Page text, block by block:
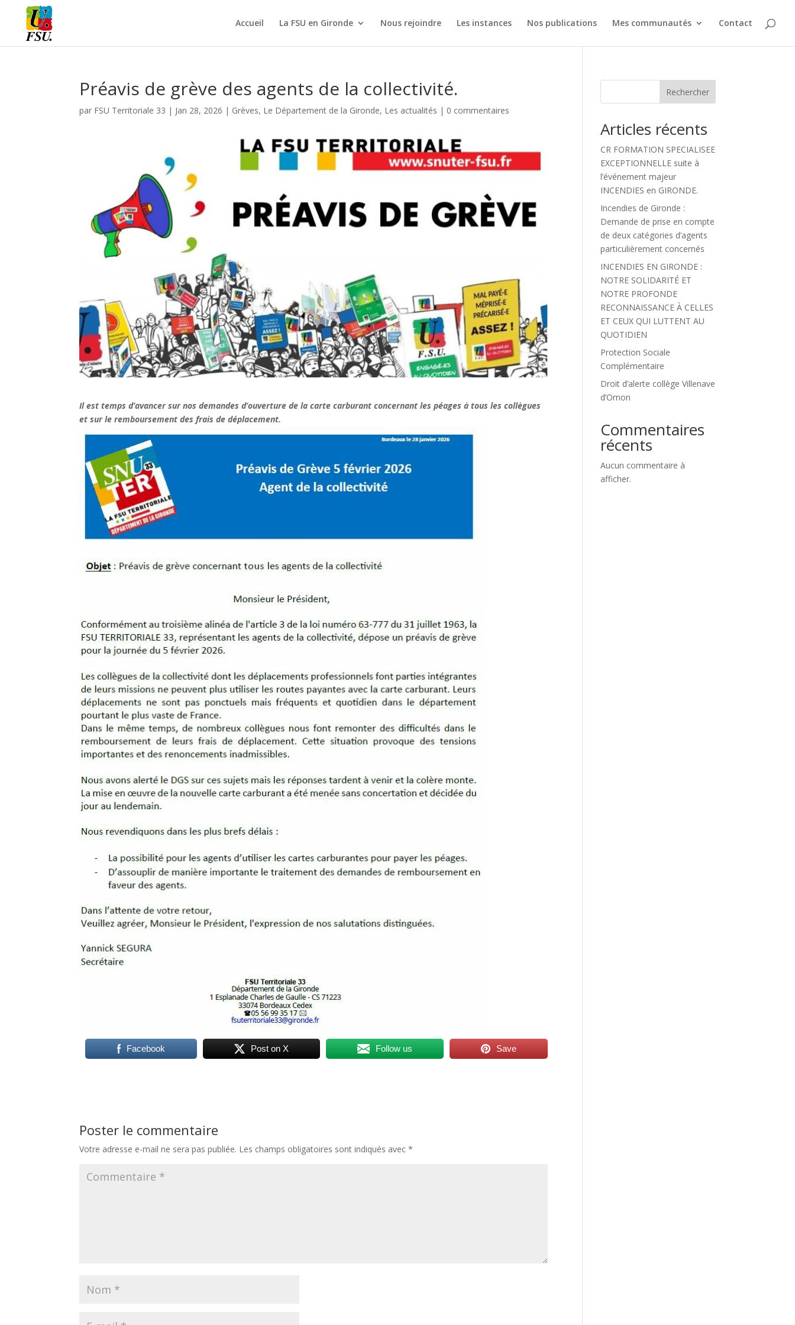
Accueil La FSU en Gironde Nous rejoindre Les instances Nos publications Mes communautés Contact
Préavis de grève des agents de la collectivité.
par FSU Territoriale 33 | Jan 28, 2026 | Grèves, Le Département de la Gironde, Les actualités | 0 commentaires
Il est temps d’avancer sur nos demandes d’ouverture de la carte carburant concernant les péages à tous les collègues
et sur le remboursement des frais de déplacement.
Facebook Post on X Follow us Save
Poster le commentaire
Votre adresse e-mail ne sera pas publiée. Les champs obligatoires sont indiqués avec*
Rechercher
Articles récents
CR FORMATION SPECIALISEE
EXCEPTIONNELLE suite à
l’événement majeur
INCENDIES en GIRONDE.
Incendies de Gironde :
Demande de prise en compte
de deux catégories d’agents
particulièrement concernés
INCENDIES EN GIRONDE :
NOTRE SOLIDARITÉ ET
NOTRE PROFONDE
RECONNAISSANCE À CELLES
ET CEUX QUI LUTTENT AU
QUOTIDIEN
Protection Sociale
Complémentaire
Droit d’alerte collège Villenave
d’Ornon
Commentaires
récents
Aucun commentaire à
afficher.